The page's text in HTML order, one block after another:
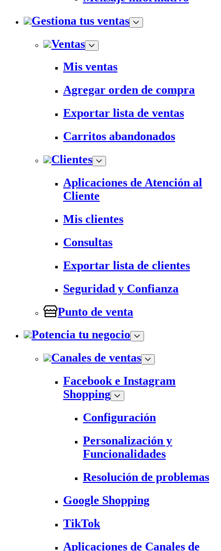
Gestiona tus ventas
Ventas
Mis ventas
Agregar orden de compra
Exportar lista de ventas
Carritos abandonados
Clientes
Aplicaciones de Atención al
Cliente
Mis clientes
Consultas
Exportar lista de clientes
Seguridad y Confianza
Punto de venta
Potencia tu negocio
Canales de ventas
Facebook e Instagram
Shopping
Configuración
Personalización y
Funcionalidades
Resolución de problemas
Google Shopping
TikTok
Aplicaciones de Canales de